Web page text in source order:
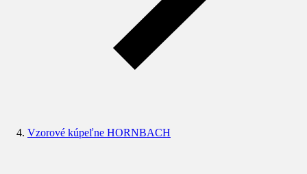
Vzorové kúpeľne HORNBACH